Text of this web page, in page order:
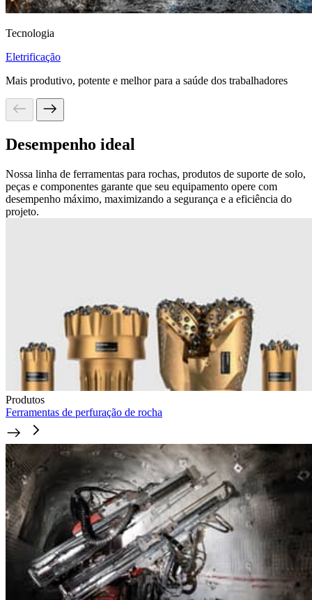
Tecnologia
Eletrificação
Mais produtivo, potente e melhor para a saúde dos trabalhadores
Desempenho ideal
Nossa linha de ferramentas para rochas, produtos de suporte de solo,
peças e componentes garante que seu equipamento opere com
desempenho máximo, maximizando a segurança e a eficiência do
projeto.
Produtos
Ferramentas de perfuração de rocha